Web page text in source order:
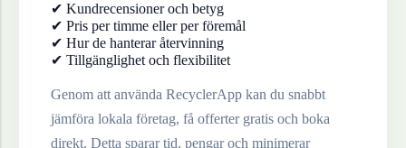
✔ Kundrecensioner och betyg
✔ Pris per timme eller per föremål
✔ Hur de hanterar återvinning
✔ Tillgänglighet och flexibilitet
Genom att använda RecyclerApp kan du snabbt
jämföra lokala företag, få offerter gratis och boka
direkt. Detta sparar tid, pengar och minimerar